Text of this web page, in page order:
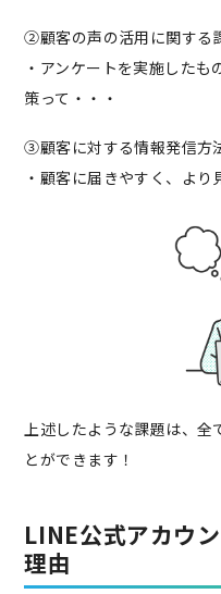
②顧客の声の活用に関する
・アンケートを実施した
策って・・・
③顧客に対する情報発信方
・顧客に届きやすく、より
上述したような課題は、全
とができます！
LINE公式アカウ
理由